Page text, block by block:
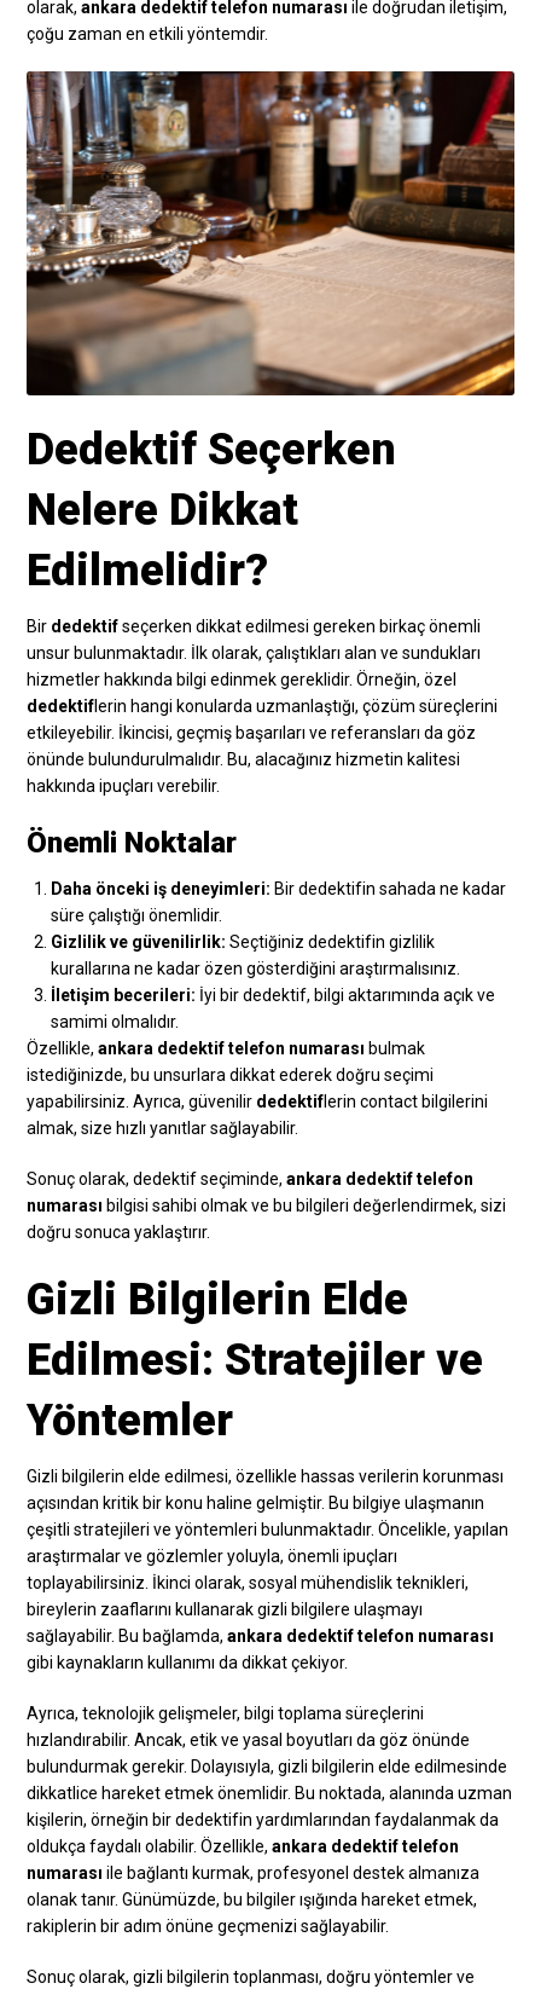
olarak,ankara dedektif telefon numarası ile doğrudan iletişim,
çoğu zaman en etkili yöntemdir.
Dedektif Seçerken
Nelere Dikkat
Edilmelidir?
Bir dedektifseçerken dikkat edilmesi gereken birkaç önemli
unsur bulunmaktadır. İlk olarak, çalıştıkları alan ve sundukları
hizmetler hakkında bilgi edinmek gereklidir. Örneğin, özel
dedektiflerin hangi konularda uzmanlaştığı, çözüm süreçlerini
etkileyebilir. İkincisi, geçmiş başarıları ve referansları da göz
önünde bulundurulmalıdır. Bu, alacağınız hizmetin kalitesi
hakkında ipuçları verebilir.
Önemli Noktalar
Daha önceki iş deneyimleri: Bir dedektifin sahada ne kadar
süre çalıştığı önemlidir.
Gizlilik ve güvenilirlik: Seçtiğiniz dedektifin gizlilik
kurallarına ne kadar özen gösterdiğini araştırmalısınız.
İletişim becerileri: İyi bir dedektif, bilgi aktarımında açık ve
samimi olmalıdır.
Özellikle,ankara dedektif telefon numarası bulmak
istediğinizde, bu unsurlara dikkat ederek doğru seçimi
yapabilirsiniz. Ayrıca, güvenilir dedektiflerin contact bilgilerini
almak, size hızlı yanıtlar sağlayabilir.
Sonuç olarak, dedektif seçiminde,ankara dedektif telefon
numarası bilgisi sahibi olmak ve bu bilgileri değerlendirmek, sizi
doğru sonuca yaklaştırır.
Gizli Bilgilerin Elde
Edilmesi: Stratejiler ve
Yöntemler
Gizli bilgilerin elde edilmesi, özellikle hassas verilerin korunması
açısından kritik bir konu haline gelmiştir. Bu bilgiye ulaşmanın
çeşitli stratejileri ve yöntemleri bulunmaktadır. Öncelikle, yapılan
araştırmalar ve gözlemler yoluyla, önemli ipuçları
toplayabilirsiniz. İkinci olarak, sosyal mühendislik teknikleri,
bireylerin zaaflarını kullanarak gizli bilgilere ulaşmayı
sağlayabilir. Bu bağlamda,ankara dedektif telefon numarası
gibi kaynakların kullanımı da dikkat çekiyor.
Ayrıca, teknolojik gelişmeler, bilgi toplama süreçlerini
hızlandırabilir. Ancak, etik ve yasal boyutları da göz önünde
bulundurmak gerekir. Dolayısıyla, gizli bilgilerin elde edilmesinde
dikkatlice hareket etmek önemlidir. Bu noktada, alanında uzman
kişilerin, örneğin bir dedektifin yardımlarından faydalanmak da
oldukça faydalı olabilir. Özellikle,ankara dedektif telefon
numarası ile bağlantı kurmak, profesyonel destek almanıza
olanak tanır. Günümüzde, bu bilgiler ışığında hareket etmek,
rakiplerin bir adım önüne geçmenizi sağlayabilir.
Sonuç olarak, gizli bilgilerin toplanması, doğru yöntemler ve